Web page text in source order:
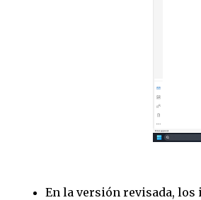
En la versión revisada, los